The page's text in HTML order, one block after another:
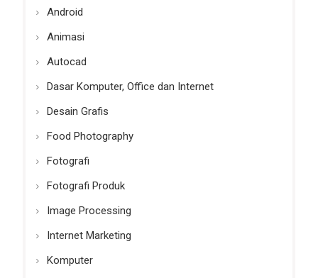
Android
Animasi
Autocad
Dasar Komputer, Office dan Internet
Desain Grafis
Food Photography
Fotografi
Fotografi Produk
Image Processing
Internet Marketing
Komputer